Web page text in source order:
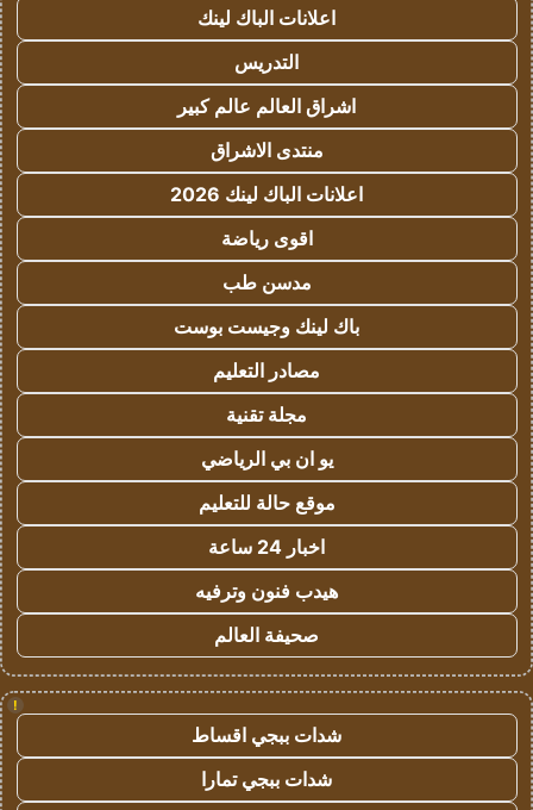
اعلانات الباك لينك
التدريس
اشراق العالم عالم كبير
منتدى الاشراق
اعلانات الباك لينك 2026
اقوى رياضة
مدسن طب
باك لينك وجيست بوست
مصادر التعليم
مجلة تقنية
يو ان بي الرياضي
موقع حالة للتعليم
اخبار 24 ساعة
هيدب فنون وترفيه
صحيفة العالم
!
شدات ببجي اقساط
شدات ببجي تمارا